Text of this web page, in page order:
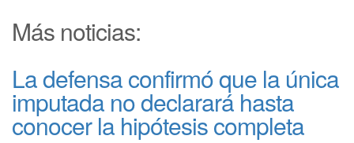
Más noticias:
La defensa confirmó que la única
imputada no declarará hasta
conocer la hipótesis completa